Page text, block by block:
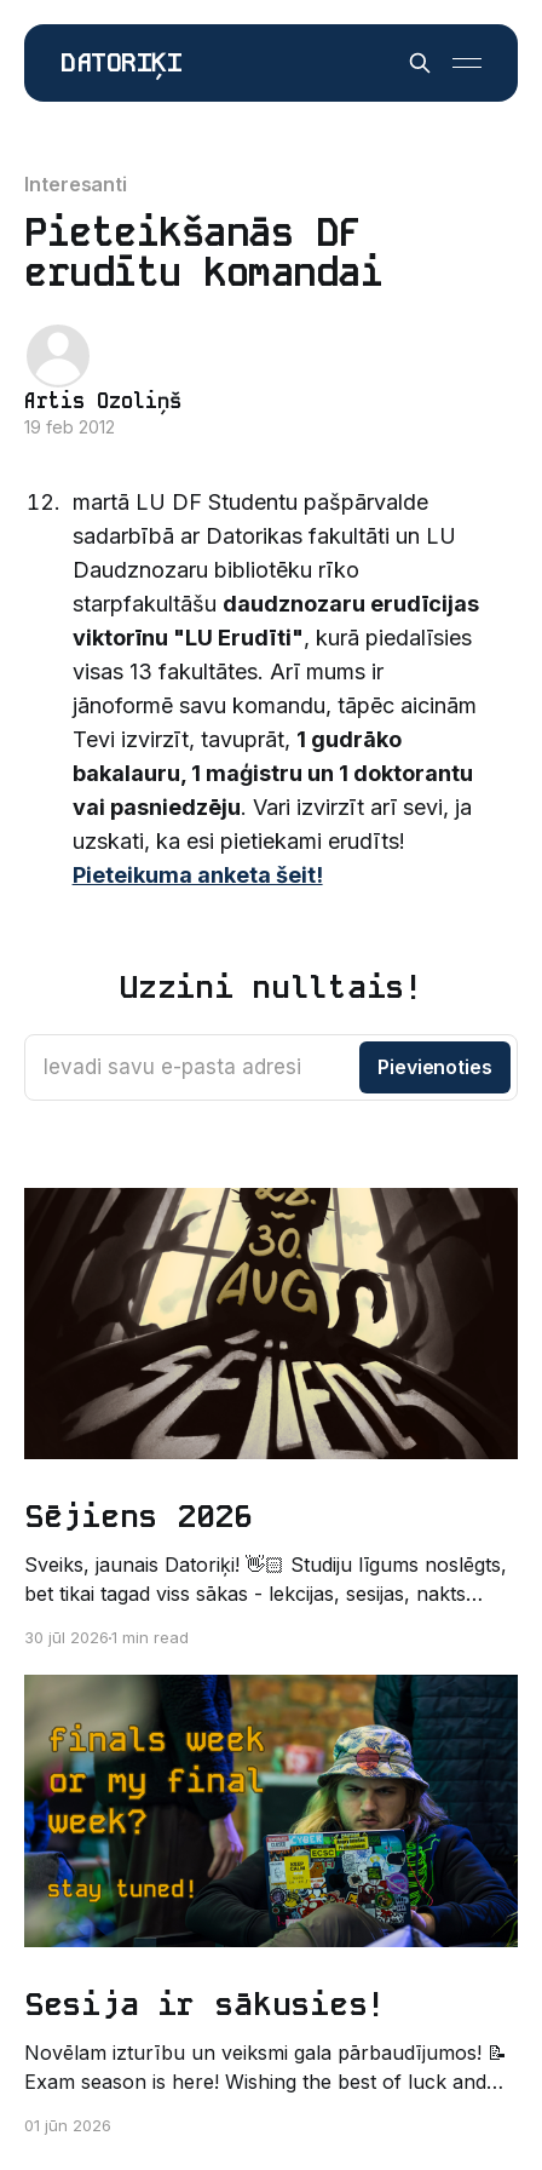
DATORIĶI
Interesanti
Pieteikšanās DF
erudītu komandai
Artis Ozoliņš
19 feb 2012
martā LU DF Studentu pašpārvalde
sadarbībā ar Datorikas fakultāti un LU
Daudznozaru bibliotēku rīko
starpfakultāšu daudznozaru erudīcijas
viktorīnu "LU Erudīti", kurā piedalīsies
visas 13 fakultātes. Arī mums ir
jānoformē savu komandu, tāpēc aicinām
Tevi izvirzīt, tavuprāt, 1 gudrāko
bakalauru, 1 maģistru un 1 doktorantu
vai pasniedzēju. Vari izvirzīt arī sevi, ja
uzskati, ka esi pietiekami erudīts!
Pieteikuma anketa šeit!
Uzzini nulltais!
Ievadi savu e-pasta adresi Pievienoties
Sējiens 2026
Sveiks, jaunais Datoriķi! 👋🏻 Studiju līgums noslēgts,
bet tikai tagad viss sākas - lekcijas, sesijas, nakts
Un kas gan būtu labāks veids, kā iepazīt savu jauno
dzīvi LU EZTF datoriķu vidē, par došanos uz
leģendāro “Sējienu”? 🐱 Šī pirmsaristoteļa nometne
palīdzēs tev iegūt pirmos draugus, ieskatu studenta
30 jūl 20261 min read
Sesija ir sākusies!
Novēlam izturību un veiksmi gala pārbaudījumos! 📝
Exam season is here! Wishing the best of luck and
pašpārvaldes komunikācijas virziens
01 jūn 2026